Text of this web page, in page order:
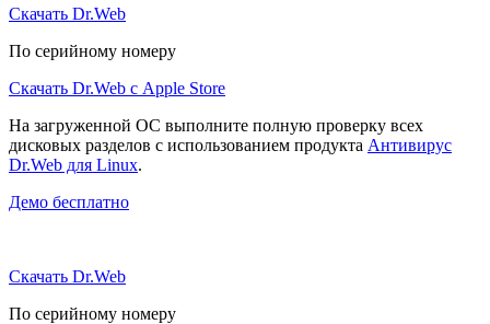
Скачать Dr.Web
По серийному номеру
Скачать Dr.Web с Apple Store
На загруженной ОС выполните полную проверку всех
дисковых разделов с использованием продукта Антивирус
Dr.Web для Linux.
Демо бесплатно
Скачать Dr.Web
По серийному номеру